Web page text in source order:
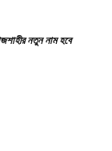
নতুন নাম হবে